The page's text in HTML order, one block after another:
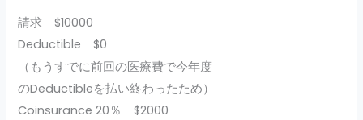
請求 $10000
Deductible $0
（もうすでに前回の医療費で今年度
のDeductibleを払い終わったため）
Coinsurance 20％ $2000